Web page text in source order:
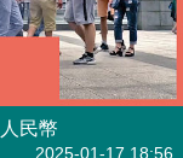
民幣
2025-01-17 18:56